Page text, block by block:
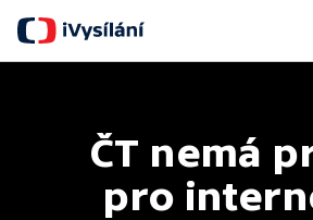
ČT nemá
pro